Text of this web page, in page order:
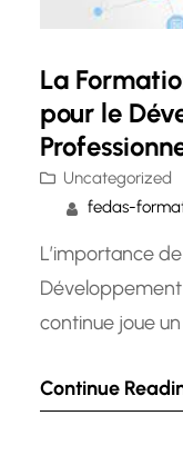
La
pour le
Uncategorized
fedas-
L’importance
continue joue
Que vous soyez
Continue